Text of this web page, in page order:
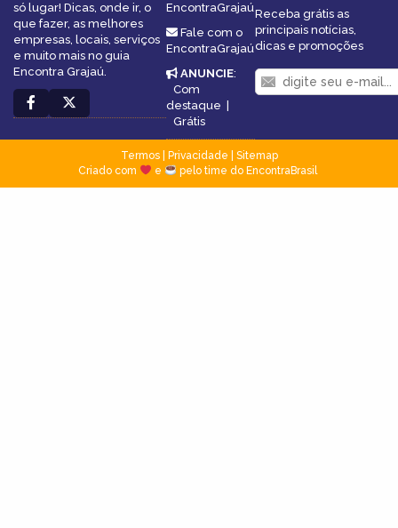
só lugar! Dicas, onde ir, o
que fazer, as melhores
empresas, locais, serviços
e muito mais no guia
Encontra Grajaú.
EncontraGrajaú
Fale com o
EncontraGrajaú
ANUNCIE:
Com
destaque
Grátis
Receba grátis as
principais notícias,
dicas e promoções
Termos| Privacidade
Sitemap
Criado com
e pelo time do EncontraBrasil